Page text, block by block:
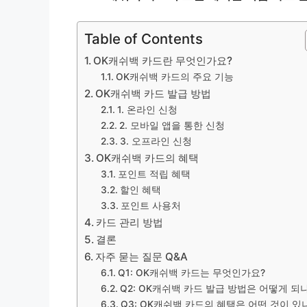
Table of Contents
OK캐쉬백 카드란 무엇인가요?
OK캐쉬백 카드의 주요 기능
OK캐쉬백 카드 발급 방법
1. 온라인 신청
2. 모바일 앱을 통한 신청
3. 오프라인 신청
OK캐쉬백 카드의 혜택
포인트 적립 혜택
할인 혜택
포인트 사용처
카드 관리 방법
결론
자주 묻는 질문 Q&A
Q1: OK캐쉬백 카드는 무엇인가요?
Q2: OK캐쉬백 카드 발급 방법은 어떻게 되
Q3: OK캐쉬백 카드의 혜택은 어떤 것이 있